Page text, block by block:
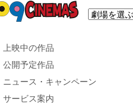
上映中の作品
公開予定作品
ニュース・キャンペーン
サービス案内